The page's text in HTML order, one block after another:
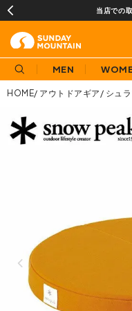
当店での
MEN
HOME アウトドアギア シュ